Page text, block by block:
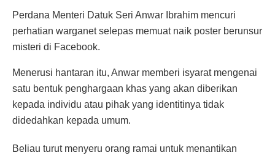
Perdana Menteri Datuk Seri Anwar Ibrahim mencuri
perhatian warganet selepas memuat naik poster berunsur
misteri di Facebook.
Menerusi hantaran itu, Anwar memberi isyarat mengenai
satu bentuk penghargaan khas yang akan diberikan
kepada individu atau pihak yang identitinya tidak
didedahkan kepada umum.
Beliau turut menyeru orang ramai untuk menantikan